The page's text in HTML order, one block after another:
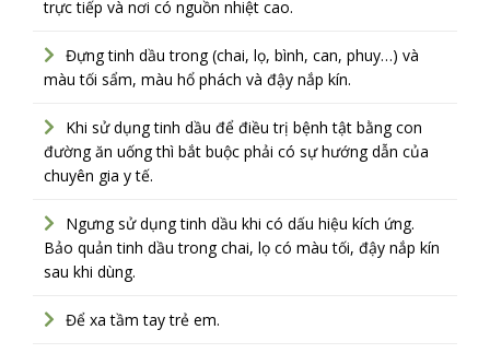
trực tiếp và nơi có nguồn nhiệt cao.
Đựng tinh dầu trong (chai, lọ, bình, can, phuy…) và
màu tối sẩm, màu hổ phách và đậy nắp kín.
Khi sử dụng tinh dầu để điều trị bệnh tật bằng con
đường ăn uống thì bắt buộc phải có sự hướng dẫn của
chuyên gia y tế.
Ngưng sử dụng tinh dầu khi có dấu hiệu kích ứng.
Bảo quản tinh dầu trong chai, lọ có màu tối, đậy nắp kín
sau khi dùng.
Để xa tầm tay trẻ em.